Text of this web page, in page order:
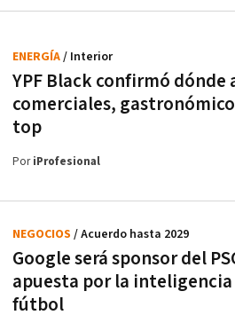
YPF Black confirmó dónde
comerciales,
top
ENERGÍA/ Interior
PoriProfesional
Google será sponsor del
apuesta por la
fútbol
NEGOCIOS / Acuerdo hasta 2029